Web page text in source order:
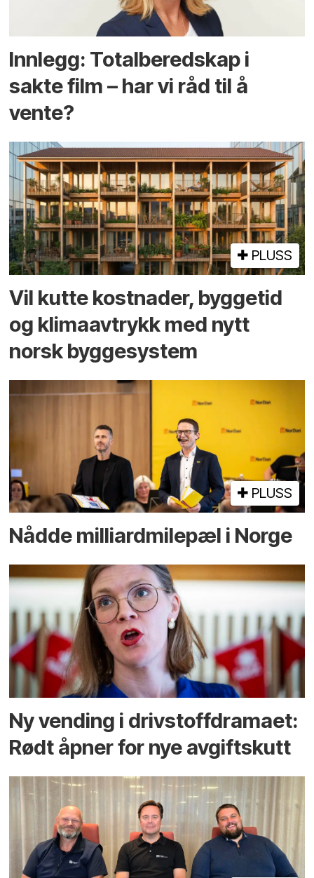
Innlegg: Totalberedskap i
sakte film – har vi råd til å
vente?
PLUSS
Vil kutte kostnader, byggetid
og klima­avtrykk med nytt
norsk bygge­system
PLUSS
Nådde milliard­­milepæl i Norge
Ny vending i drivstoffdramaet:
Rødt åpner for nye avgiftskutt